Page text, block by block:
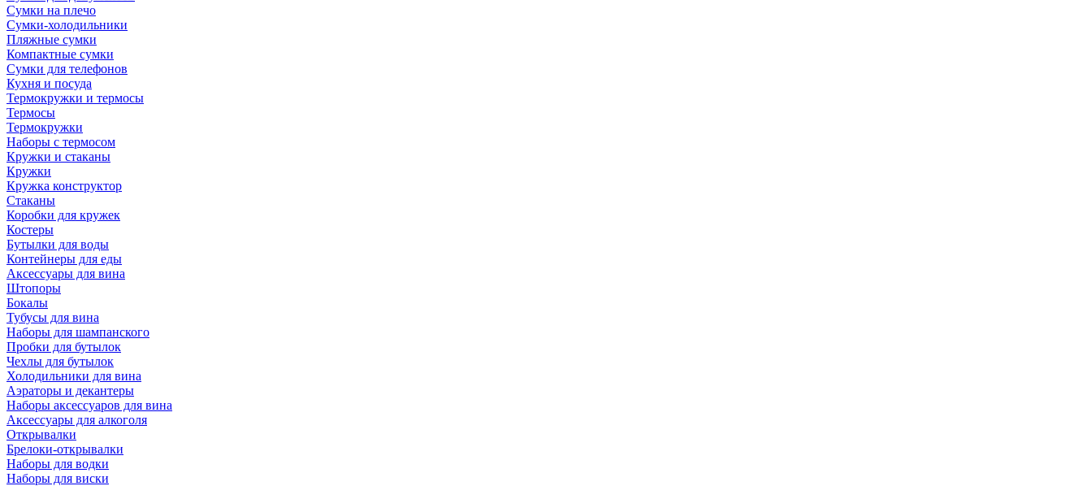
Сумки на плечо
Сумки-холодильники
Пляжные сумки
Компактные сумки
Сумки для телефонов
Кухня и посуда
Термокружки и термосы
Термосы
Термокружки
Наборы с термосом
Кружки и стаканы
Кружки
Кружка конструктор
Стаканы
Коробки для кружек
Костеры
Бутылки для воды
Контейнеры для еды
Аксессуары для вина
Штопоры
Бокалы
Тубусы для вина
Наборы для шампанского
Пробки для бутылок
Чехлы для бутылок
Холодильники для вина
Аэраторы и декантеры
Наборы аксессуаров для вина
Аксессуары для алкоголя
Открывалки
Брелоки-открывалки
Наборы для водки
Наборы для виски